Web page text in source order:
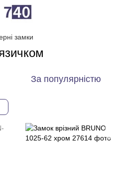
замки
За популярністю